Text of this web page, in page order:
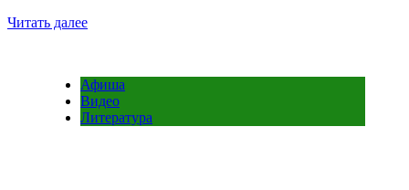
Читать далее
Афиша
Видео
Литература